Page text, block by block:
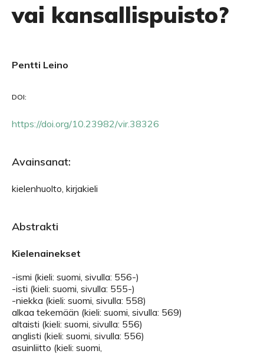
vai kansallispuisto?
Pentti Leino
DOI:
https://doi.org/10.23982/vir.38326
Avainsanat:
kielenhuolto, kirjakieli
Abstrakti
Kielenainekset
-ismi (kieli: suomi, sivulla: 556-)
-isti (kieli: suomi, sivulla: 555-)
-niekka (kieli: suomi, sivulla: 558)
alkaa tekemään (kieli: suomi, sivulla: 569)
altaisti (kieli: suomi, sivulla: 556)
anglisti (kieli: suomi, sivulla: 556)
asuinliitto (kieli: suomi,